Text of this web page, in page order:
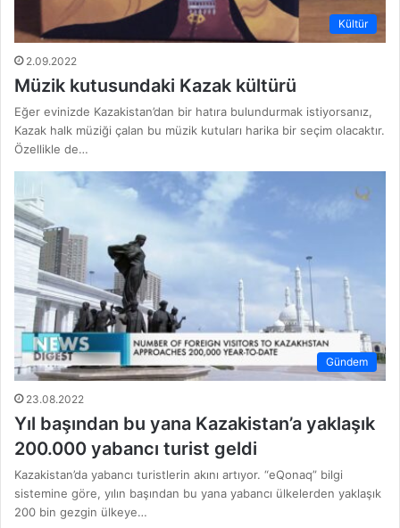
Kültür
2.09.2022
Müzik kutusundaki Kazak kültürü
Eğer evinizde Kazakistan’dan bir hatıra bulundurmak istiyorsanız,
Kazak halk müziği çalan bu müzik kutuları harika bir seçim olacaktır.
Özellikle de…
Gündem
23.08.2022
Yıl başından bu yana Kazakistan’a yaklaşık
200.000 yabancı turist geldi
Kazakistan’da yabancı turistlerin akını artıyor. “eQonaq” bilgi
sistemine göre, yılın başından bu yana yabancı ülkelerden yaklaşık
200 bin gezgin ülkeye…